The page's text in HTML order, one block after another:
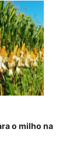
o milho na